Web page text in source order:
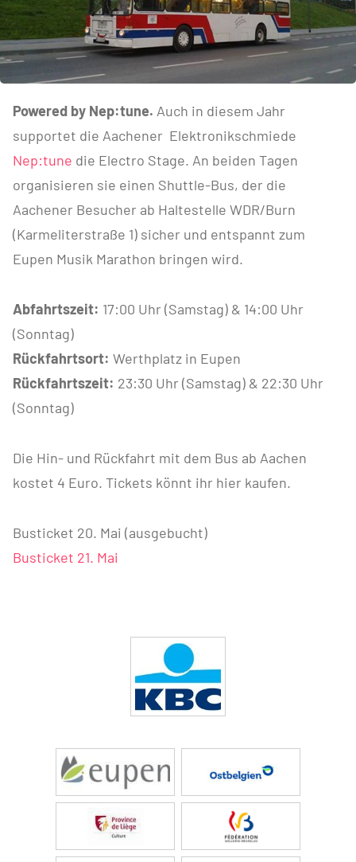
Powered by Nep:tune. Auch in diesem Jahr
supportet die Aachener Elektronikschmiede
Nep:tune die Electro Stage. An beiden Tagen
organisieren sie einen Shuttle-Bus, der die
Aachener Besucher ab Haltestelle WDR/Burn
(Karmeliterstraße 1) sicher und entspannt zum
Eupen Musik Marathon bringen wird.
Abfahrtszeit: 17:00 Uhr (Samstag) & 14:00 Uhr
(Sonntag)
Rückfahrtsort: Werthplatz in Eupen
Rückfahrtszeit: 23:30 Uhr (Samstag) & 22:30 Uhr
(Sonntag)
Die Hin- und Rückfahrt mit dem Bus ab Aachen
kostet 4 Euro. Tickets könnt ihr hier kaufen.
Busticket 20. Mai (ausgebucht)
Busticket 21. Mai